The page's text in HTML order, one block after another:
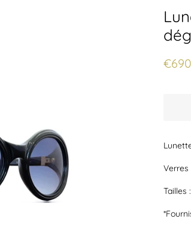
Prix
Tailles